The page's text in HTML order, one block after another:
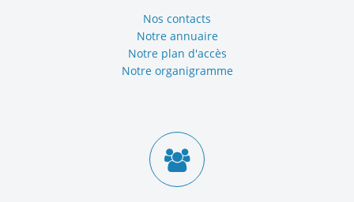
Nos contacts
Notre annuaire
Notre plan d'accès
Notre organigramme